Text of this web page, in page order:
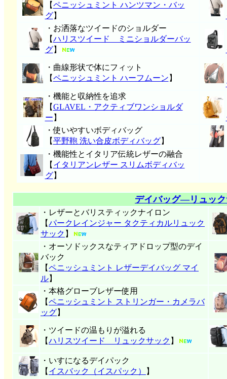
【ペニッシュミント ハンツマン・バッ
グ】
・お洒落なツイードのショルダー
【ハリスツイード ミニショルダーバッ
グ】
・曲線形状で体にフィット
【ペニッシュミント ハーフムーン 】
・機能と収納性を追求
【GLAVEL・アクティブワンショルダ
ー 】
・使いやすいボディバッグ
【平野鞄 洗い合皮ボディバッグ】
・機能性とイタリア伝統レザーの融合
【 イタリアンレザー スリムボディバッ
グ】
デイバッグ―リュッ
・レザーとバリスティックナイロン
【パークレインジャー タクティカルリュック
サック 】
・オーソドックスなティアドロップ型のデイ
バック
【ペニッシュミント レザーデイバッグ マイ
ル】
・本格グローブレザー使用
【ペニッシュミント ストリンガー・カメラバ
ッグ】
・ツイードの温もりが溢れる
【ハリスツイード リュックサック 】
・いすになるデイパック
【 イスバック（イスパック） 】